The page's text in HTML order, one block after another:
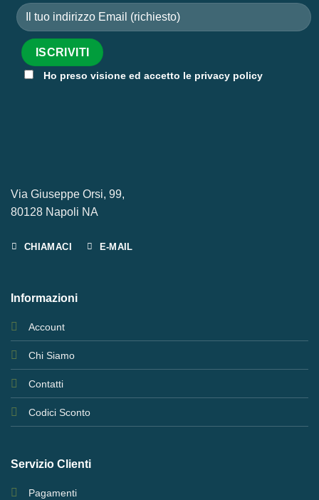
Ho preso visione ed accetto le privacy policy
Via Giuseppe Orsi, 99,
80128 Napoli NA
CHIAMACI E-MAIL
Informazioni
Account
Chi Siamo
Contatti
Codici Sconto
Servizio Clienti
Pagamenti